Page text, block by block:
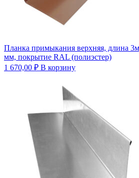
Планка примыкания верхняя, длина
мм, покрытие RAL (полиэстер)
1 670,00 ₽ В корзину